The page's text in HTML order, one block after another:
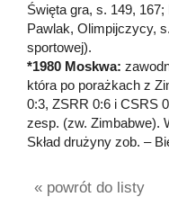
Święta gra, s. 149,
Pawlak, Olimpijczycy,
sportowej).
*1980 Moskwa:
która po porażkach z
0:3, ZSRR 0:6 i CSRS
zesp. (zw. Zimbabwe).
Skład drużyny zob. –
« powrót do listy